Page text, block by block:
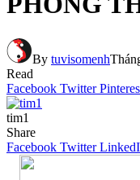
By tuvisomenh
Read
Facebook Twitter
tim1
Share
Facebook Twitter